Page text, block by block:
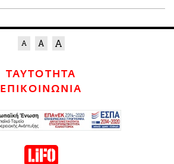
ΤΑΥΤΟΤΗΤΑ
ΕΠΙΚΟΙΝΩΝΙΑ